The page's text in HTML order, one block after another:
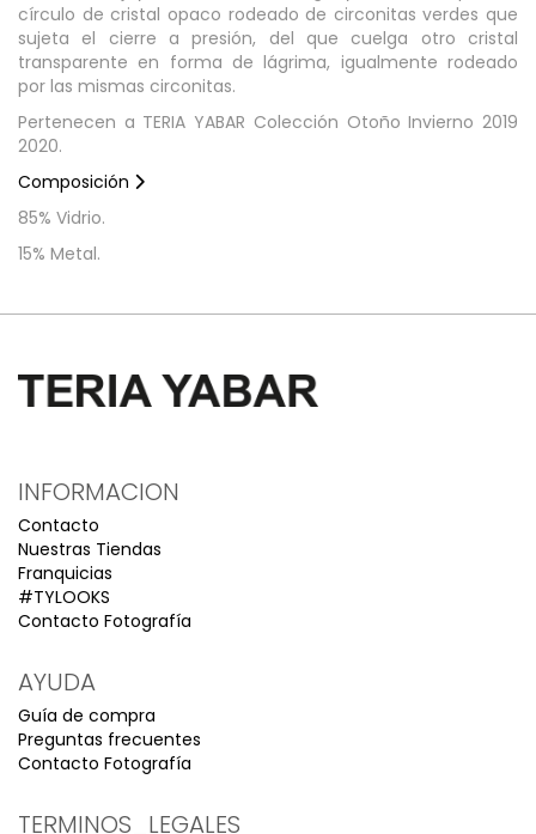
círculo de cristal opaco rodeado de circonitas verdes que
sujeta el cierre a presión, del que cuelga otro cristal
transparente en forma de lágrima, igualmente rodeado
por las mismas circonitas.
Pertenecen a TERIA YABAR Colección Otoño Invierno 2019
2020.
Composición
85% Vidrio.
15% Metal.
INFORMACION
Contacto
Nuestras Tiendas
Franquicias
#TYLOOKS
Contacto Fotografía
AYUDA
Guía de compra
Preguntas frecuentes
Contacto Fotografía
TERMINOS_LEGALES